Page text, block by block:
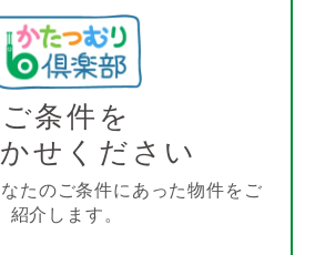
ご条件を
せください
たのご条件にあった物件をご
紹介します。